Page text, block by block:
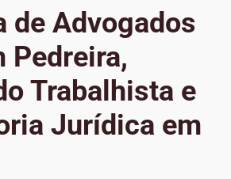
de Advogados
Pedreira,
Trabalhista e
Jurídica em